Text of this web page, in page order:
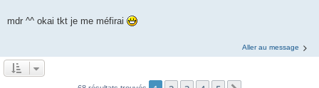
mdr ^^ okai tkt je me méfirai
Aller au message